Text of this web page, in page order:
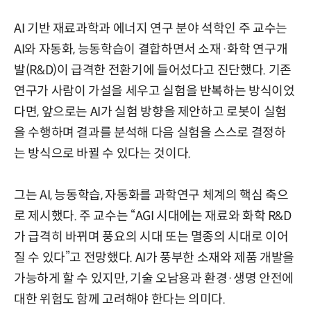
AI 기반 재료과학과 에너지 연구 분야 석학인 주 교수는
AI와 자동화, 능동학습이 결합하면서 소재·화학 연구개
발(R&D)이 급격한 전환기에 들어섰다고 진단했다. 기존
연구가 사람이 가설을 세우고 실험을 반복하는 방식이었
다면, 앞으로는 AI가 실험 방향을 제안하고 로봇이 실험
을 수행하며 결과를 분석해 다음 실험을 스스로 결정하
는 방식으로 바뀔 수 있다는 것이다.
그는 AI, 능동학습, 자동화를 과학연구 체계의 핵심 축으
로 제시했다. 주 교수는 “AGI 시대에는 재료와 화학 R&D
가 급격히 바뀌며 풍요의 시대 또는 멸종의 시대로 이어
질 수 있다”고 전망했다. AI가 풍부한 소재와 제품 개발을
가능하게 할 수 있지만, 기술 오남용과 환경·생명 안전에
대한 위험도 함께 고려해야 한다는 의미다.